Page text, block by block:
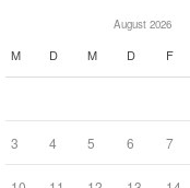
August 2026
M D M D F
3 4 5 6 7